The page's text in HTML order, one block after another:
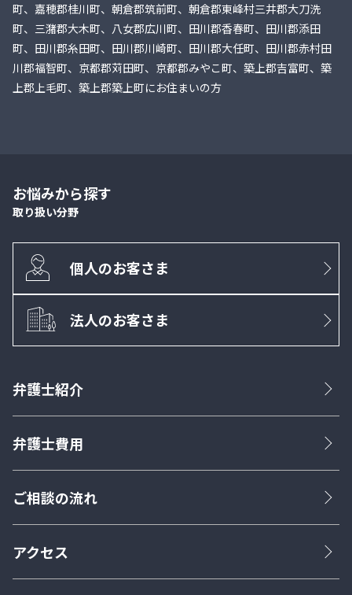
町、嘉穂郡桂川町、朝倉郡筑前町、朝倉郡東峰村三井郡大刀洗
町、三潴郡大木町、八女郡広川町、田川郡香春町、田川郡添田
町、田川郡糸田町、田川郡川崎町、田川郡大任町、田川郡赤村田
川郡福智町、京都郡苅田町、京都郡みやこ町、築上郡吉富町、築
上郡上毛町、築上郡築上町にお住まいの方
お悩みから探す
取り扱い分野
個人のお客さま
法人のお客さま
弁護士紹介
弁護士費用
ご相談の流れ
アクセス